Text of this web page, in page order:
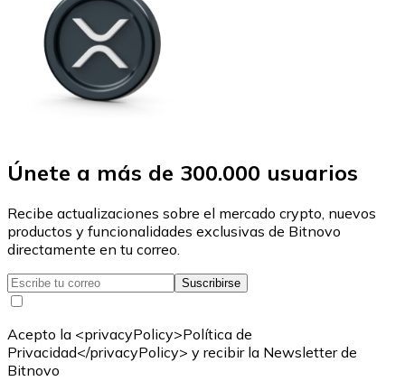
Únete a más de 300.000 usuarios
Recibe actualizaciones sobre el mercado crypto, nuevos
productos y funcionalidades exclusivas de Bitnovo
directamente en tu correo.
Suscribirse
Acepto la <privacyPolicy>Política de
Privacidad</privacyPolicy> y recibir la Newsletter de
Bitnovo